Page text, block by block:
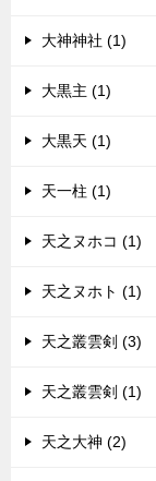
大神神社 (1)
大黒主 (1)
大黒天 (1)
天一柱 (1)
天之ヌホコ (1)
天之ヌホト (1)
天之叢雲剣 (3)
天之叢雲剣 (1)
天之大神 (2)